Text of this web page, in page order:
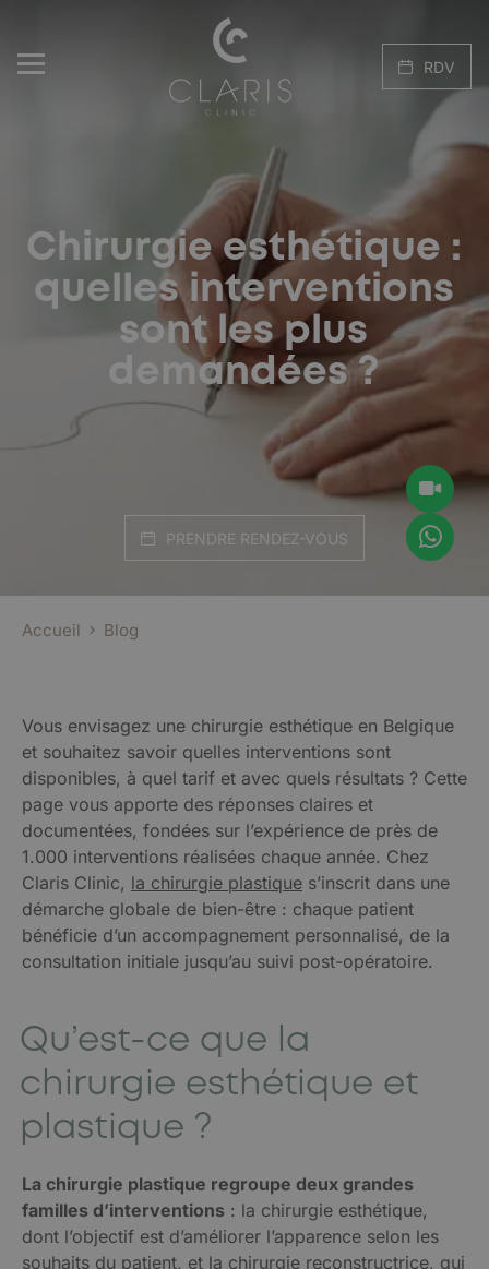
RDV
Chirurgie esthétique :
quelles interventions
sont les plus
demandées ?
PRENDRE RENDEZ-VOUS
Accueil Blog
Vous envisagez une chirurgie esthétique en Belgique
et souhaitez savoir quelles interventions sont
disponibles, à quel tarif et avec quels résultats ? Cette
page vous apporte des réponses claires et
documentées, fondées sur l’expérience de près de
1.000 interventions réalisées chaque année. Chez
Claris Clinic, la chirurgie plastique s’inscrit dans une
démarche globale de bien-être : chaque patient
bénéficie d’un accompagnement personnalisé, de la
consultation initiale jusqu’au suivi post-opératoire.
Qu’est-ce que la
chirurgie esthétique et
plastique ?
La chirurgie plastique regroupe deux grandes
familles d’interventions : la chirurgie esthétique,
dont l’objectif est d’améliorer l’apparence selon les
souhaits du patient, et la chirurgie reconstructrice, qui